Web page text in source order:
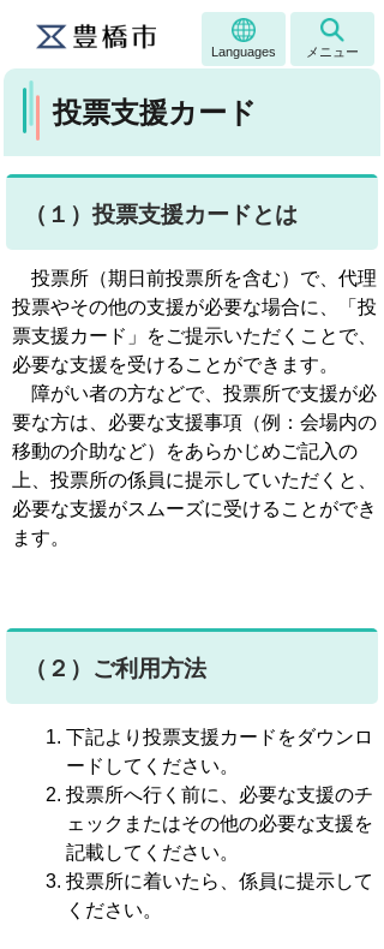
Languages メニュー
投票支援カード
（１）投票支援カードとは
投票所（期日前投票所を含む）で、代理
投票やその他の支援が必要な場合に、「投
票支援カード」をご提示いただくことで、
必要な支援を受けることができます。
障がい者の方などで、投票所で支援が必
要な方は、必要な支援事項（例：会場内の
移動の介助など）をあらかじめご記入の
上、投票所の係員に提示していただくと、
必要な支援がスムーズに受けることができ
ます。
（２）ご利用方法
下記より投票支援カードをダウンロ
ードしてください。
投票所へ行く前に、必要な支援のチ
ェックまたはその他の必要な支援を
記載してください。
投票所に着いたら、係員に提示して
ください。